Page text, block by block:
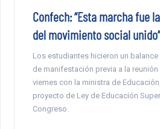
Confech: “Esta marcha fue
del movimiento social unido”
Los estudiantes hicieron un
de manifestación previa a la
viernes con la ministra de
proyecto de Ley de Educación
Congreso.